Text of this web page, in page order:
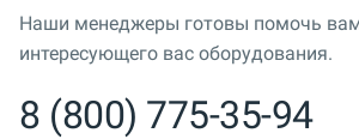
Наши менеджеры готовы помочь
интересующего вас оборудования.
8 (800) 775-35-94